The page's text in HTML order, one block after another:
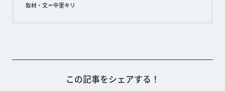
取材・文＝中里キリ
この記事をシェアする！